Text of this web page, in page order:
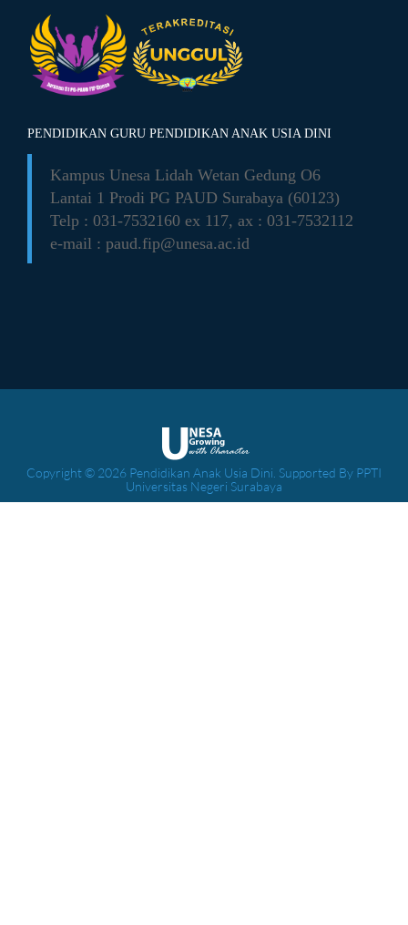
PENDIDIKAN GURU PENDIDIKAN ANAK USIA DINI
Kampus Unesa Lidah Wetan Gedung O6
Lantai 1 Prodi PG PAUD Surabaya (60123)
Telp : 031-7532160 ex 117, ax : 031-7532112
e-mail : paud.fip@unesa.ac.id
Copyright © 2026 Pendidikan Anak Usia Dini. Supported By PPTI
Universitas Negeri Surabaya